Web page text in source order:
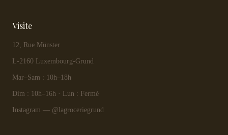
Visite
12, Rue Münster
L-2160 Luxembourg-Grund
Mar–Sam : 10h–18h
Dim : 10h–16h · Lun : Fermé
Instagram — @lagroceriegrund